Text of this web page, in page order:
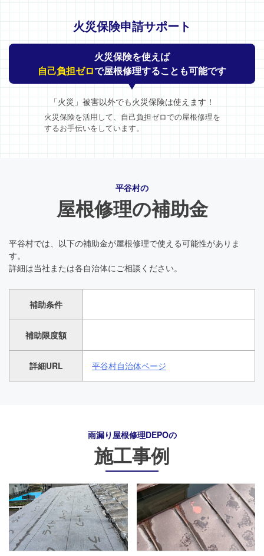
火災保険申請サポート
火災保険を使えば
自己負担ゼロで屋根修理することも可能です
「火災」被害以外でも火災保険は使えます！
火災保険を活用して、自己負担ゼロでの屋根修理を
するお手伝いをしています。
平谷村の
屋根修理の補助金
平谷村では、以下の補助金が屋根修理で使える可能性がありま
す。
詳細は当社または各自治体にご相談ください。
補助条件
補助限度額
詳細URL 平谷村自治体ページ
雨漏り屋根修理DEPOの
施工事例